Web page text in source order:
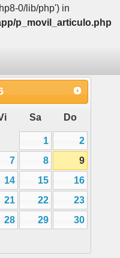
0/lib/php') in
p_movil_articulo.php
Sa Do
1
2
7 8
9
14 15
16
21 22
23
28 29
30